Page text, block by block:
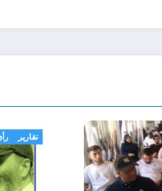
رياضة